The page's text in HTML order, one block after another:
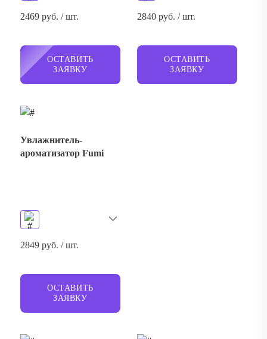
2469 руб. / шт.
ОСТАВИТЬ
ЗАЯВКУ
2840 руб. / шт.
ОСТАВИТЬ
ЗАЯВКУ
Увлажнитель-
ароматизатор Fumi
2849 руб. / шт.
ОСТАВИТЬ
ЗАЯВКУ